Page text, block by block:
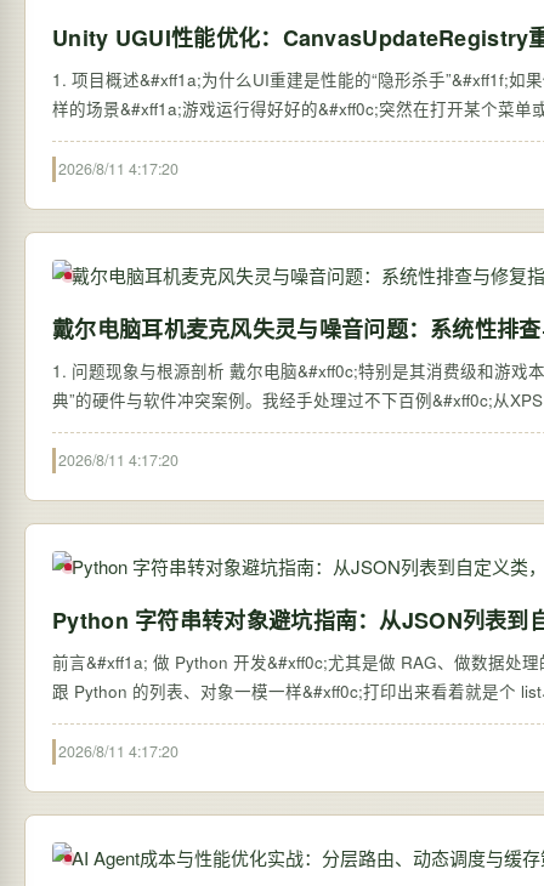
Unity UGUI性能优化：CanvasUpdateRegistry
1. 项目概述&#xff1a;为什么UI重建是性能的“隐形杀手”&#xff1f;
样的场景&#xff1a;游戏运行得好好的&#xff0c;突然在打开某个菜
2026/8/11 4:17:20
戴尔电脑耳机麦克风失灵与噪音问题：系统性排
1. 问题现象与根源剖析 戴尔电脑&#xff0c;特别是其消费级和游戏
典”的硬件与软件冲突案例。我经手处理过不下百例&#xff0c;从
2026/8/11 4:17:20
Python 字符串转对象避坑指南：从JSON列表到
前言&#xff1a; 做 Python 开发&#xff0c;尤其是做 RAG、做数据处
跟 Python 的列表、对象一模一样&#xff0c;打印出来看着就是个
2026/8/11 4:17:20